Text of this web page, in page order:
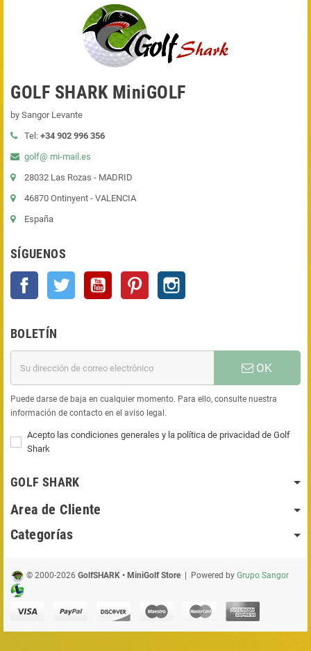
GOLF SHARK MiniGOLF
by Sangor Levante
Tel: +34 902 996 356
golf@ mi-mail.es
28032 Las Rozas - MADRID
46870 Ontinyent - VALENCIA
España
SÍGUENOS
Facebook Twitter YouTube Pinterest
BOLETÍN
OK
Puede darse de baja en cualquier momento. Para ello, consulte nuestra
información de contacto en el aviso legal.
Acepto las condiciones generales y la política de privacidad de Golf
Shark
GOLF SHARK
Area de Cliente
Categorías
© 2000-2026 GolfSHARK • MiniGolf Store| Powered by Grupo Sangor